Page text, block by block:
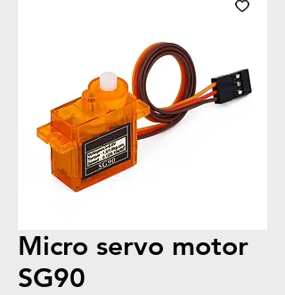
Micro servo motor
SG90